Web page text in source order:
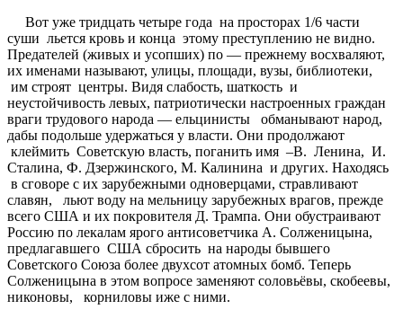
Вот уже тридцать четыре года на просторах 1/6 части
суши льется кровь и конца этому преступлению не видно.
Предателей (живых и усопших) по — прежнему восхваляют,
их именами называют, улицы, площади, вузы, библиотеки,
им строят центры. Видя слабость, шаткость и
неустойчивость левых, патриотически настроенных граждан
враги трудового народа — ельцинисты обманывают народ,
дабы подольше удержаться у власти. Они продолжают
клеймить Советскую власть, поганить имя –В. Ленина, И.
Сталина, Ф. Дзержинского, М. Калинина и других. Находясь
в сговоре с их зарубежными одноверцами, стравливают
славян, льют воду на мельницу зарубежных врагов, прежде
всего США и их покровителя Д. Трампа. Они обустраивают
Россию по лекалам ярого антисоветчика А. Солженицына,
предлагавшего США сбросить на народы бывшего
Советского Союза более двухсот атомных бомб. Теперь
Солженицына в этом вопросе заменяют соловьёвы, скобеевы,
никоновы, корниловы иже с ними.